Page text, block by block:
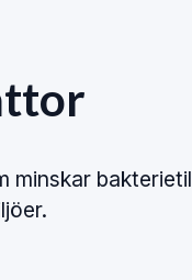
minskar